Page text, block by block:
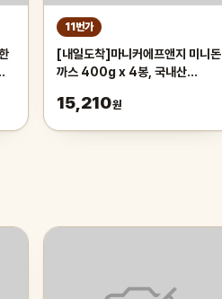
11번가
[내일도착]마니커에프앤지 미니돈
까스 400g x 4봉, 국내산
15,210원